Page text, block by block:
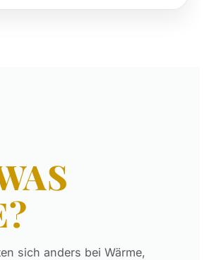
sich anders bei Wärme,